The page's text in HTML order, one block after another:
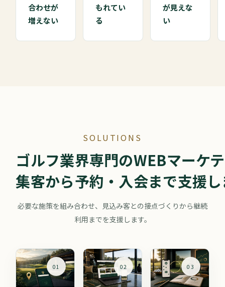
合わせが
増えない
もれてい
る
が見えな
い
SOLUTIONS
ゴルフ業界専門のWEBマーケ
集客から予約・入会まで支援
必要な施策を組み合わせ、見込み客との接点づくりから継続
利用までを支援します。
01 02 03